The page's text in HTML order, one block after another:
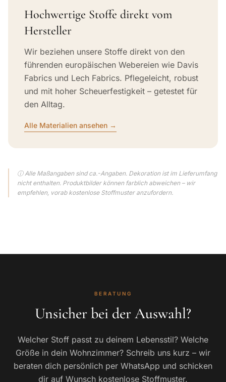
Hochwertige Stoffe direkt vom
Hersteller
Wir beziehen unsere Stoffe direkt von den
führenden europäischen Webereien wie Davis
Fabrics und Lech Fabrics. Pflegeleicht, robust
und mit hoher Scheuerfestigkeit – getestet für
den Alltag.
Alle Materialien ansehen →
ⓘ Alle Maßangaben sind ca.-Angaben. Dekoration ist im Lieferumfang
nicht enthalten. Produktbilder können farblich abweichen – wir
empfehlen, vorab kostenlose Stoffmuster anzufordern.
BERATUNG
Unsicher bei der Auswahl?
Welcher Stoff passt zu deinem Lebensstil? Welche
Größe in dein Wohnzimmer? Schreib uns kurz – wir
beraten dich persönlich per WhatsApp und schicken
dir auf Wunsch kostenlose Stoffmuster.